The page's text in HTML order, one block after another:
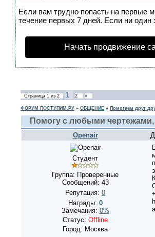
Если вам трудно попасть на первые
течение первых 7 дней. Если ни один
Начать продвижение
Страница 1 из 2 1 2 »
ФОРУМ ПОСТУПИМ.РУ » ОБЩЕНИЕ » Помогаем друг
Помогу с любыми
Openair
Студент
Группа: Проверенные
Сообщений: 43
Репутация: 0
Награды: 0
Замечания: 0%
Статус: Offline
Город: Москва